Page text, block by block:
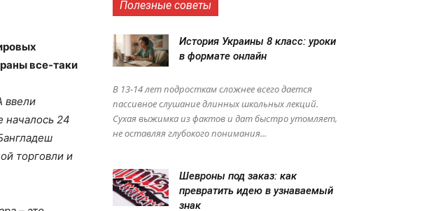
все-таки
ввели
началось 24
торговли и
Полезные советы
История Украины 8 класс: уроки
в формате онлайн
В 13-14 лет подросткам сложнее всего дается
пассивное слушание длинных школьных лекций.
Сухая выжимка из фактов и дат быстро утомляет,
не оставляя глубокого понимания...
Шевроны под заказ: как
превратить идею в узнаваемый
знак